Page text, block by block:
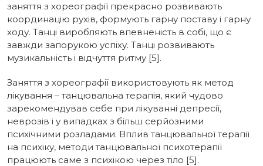
заняття з хореографії прекрасно розвивають
координацію рухів, формують гарну поставу і гарну
ходу. Танці виробляють впевненість в собі, що є
завжди запорукою успіху. Танці розвивають
музикальність і відчуття ритму [5].
Заняття з хореографії використовують як метод
лікування – танцювальна терапія, який чудово
зарекомендував себе при лікуванні депресії,
неврозів і у випадках з більш серйозними
психічними розладами. Вплив танцювальної терапії
на психіку, методи танцювальної психотерапії
працюють саме з психікою через тіло [5].